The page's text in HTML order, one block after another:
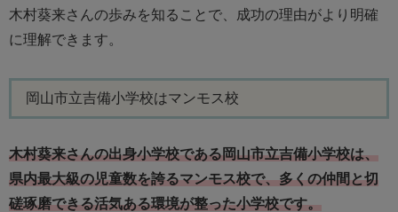
木村葵来さんの歩みを知ることで、成功の理由がより明確
に理解できます。
岡山市立吉備小学校はマンモス校
木村葵来さんの出身小学校である岡山市立吉備小学校は、
県内最大級の児童数を誇るマンモス校で、多くの仲間と切
磋琢磨できる活気ある環境が整った小学校です。